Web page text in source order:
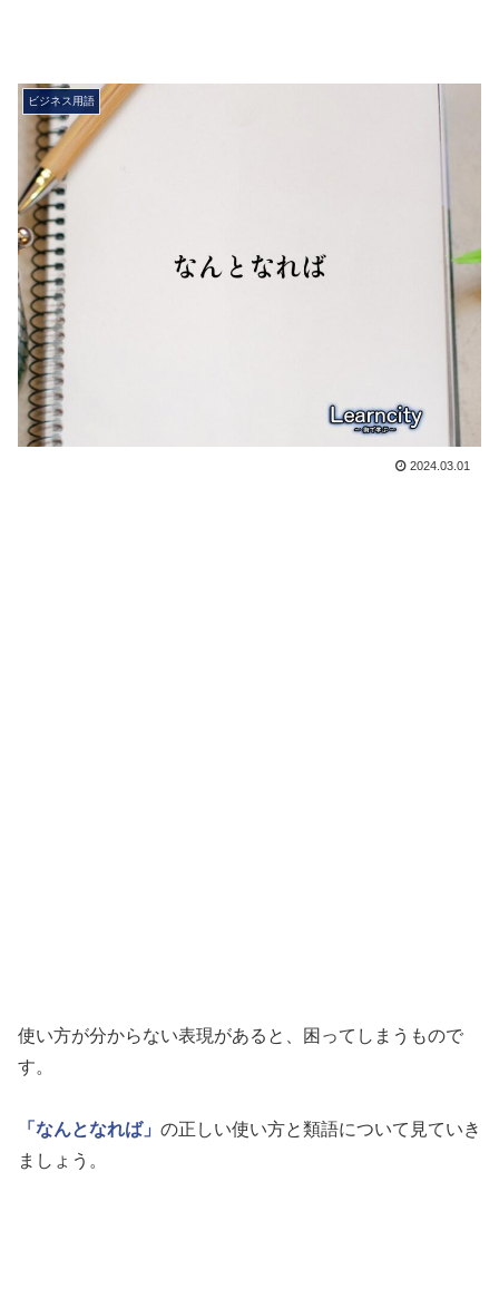
ビジネス用語
2024.03.01
使い方が分からない表現があると、困ってしまうもので
す。
「なんとなれば」 の正しい使い方と類語について見ていき
ましょう。